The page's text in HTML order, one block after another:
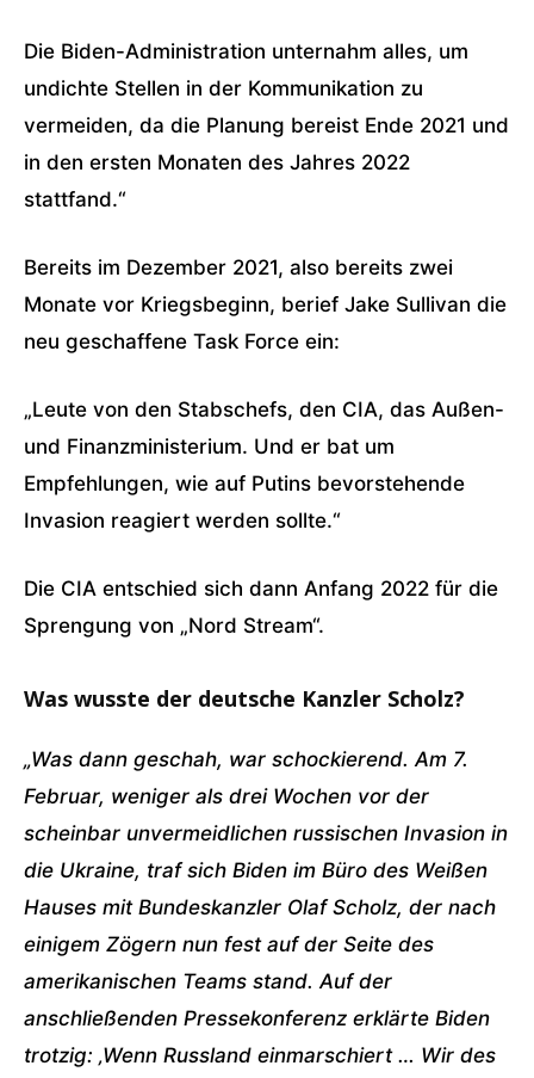
Die Biden-Administration unternahm alles, um
undichte Stellen in der Kommunikation zu
vermeiden, da die Planung bereist Ende 2021 und
in den ersten Monaten des Jahres 2022
stattfand.“
Bereits im Dezember 2021, also bereits zwei
Monate vor Kriegsbeginn, berief Jake Sullivan die
neu geschaffene Task Force ein:
„Leute von den Stabschefs, den CIA, das Außen-
und Finanzministerium. Und er bat um
Empfehlungen, wie auf Putins bevorstehende
Invasion reagiert werden sollte.“
Die CIA entschied sich dann Anfang 2022 für die
Sprengung von „Nord Stream“.
Was wusste der deutsche Kanzler Scholz?
„Was dann geschah, war schockierend. Am 7.
Februar, weniger als drei Wochen vor der
scheinbar unvermeidlichen russischen Invasion in
die Ukraine, traf sich Biden im Büro des Weißen
Hauses mit Bundeskanzler Olaf Scholz, der nach
einigem Zögern nun fest auf der Seite des
amerikanischen Teams stand. Auf der
anschließenden Pressekonferenz erklärte Biden
trotzig: ‚Wenn Russland einmarschiert … Wir des